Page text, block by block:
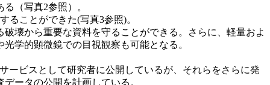
（写真2参照）。
ことができた(写真3参照)。
壊から重要な資料を守ることができる。さらに、軽量およ
学的顕微鏡での目視観察も可能となる。
ービスとして研究者に公開しているが、それらをさらに発
ータの公開を計画している。